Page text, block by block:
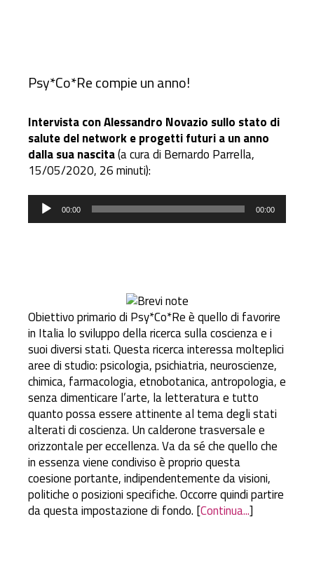
Psy*Co*Re compie un anno!
Intervista con Alessandro Novazio sullo stato di
salute del network e progetti futuri a un anno
dalla sua nascita(a cura di Bernardo Parrella,
15/05/2020, 26 minuti):
Audio
Player
00:00 00:00
Obiettivo primario di Psy*Co*Re è quello di favorire
in Italia lo sviluppo della ricerca sulla coscienza e i
suoi diversi stati. Questa ricerca interessa molteplici
aree di studio: psicologia, psichiatria, neuroscienze,
chimica, farmacologia, etnobotanica, antropologia, e
senza dimenticare l’arte, la letteratura e tutto
quanto possa essere attinente al tema degli stati
alterati di coscienza. Un calderone trasversale e
orizzontale per eccellenza. Va da sé che quello che
in essenza viene condiviso è proprio questa
coesione portante, indipendentemente da visioni,
politiche o posizioni specifiche. Occorre quindi partire
da questa impostazione di fondo. [Continua...]